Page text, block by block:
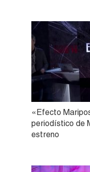
«Efecto
periodístico de
estreno